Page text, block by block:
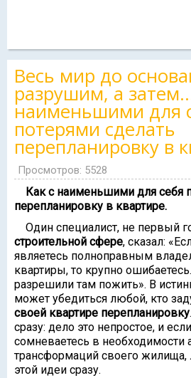
Весь мир до
разрушим, а
наименьшими для
потерями сделать
перепланировку в
Просмотров: 5528
Как с наименьшими для себя
перепланировку в квартире.
Один специалист, не первый
строительной сфере, сказал:
являетесь полноправным
квартиры, то крупно
разрешили там пожить». В
может убедиться любой, кто
своей квартире перепланировку
сразу: дело это непростое, и
сомневаетесь в необходимости
трансформаций своего жилища,
этой идеи сразу.